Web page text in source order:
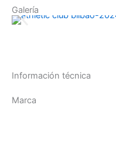
Galería
Información técnica
Marca